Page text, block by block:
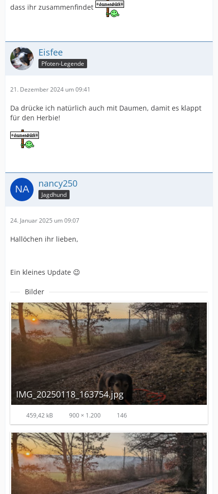
dass ihr zusammenfindet
Eisfee
Pfoten-Legende
21. Dezember 2024 um 09:41
Da drücke ich natürlich auch mit Daumen, damit es klappt
für den Herbie!
nancy250
Jagdhund
24. Januar 2025 um 09:07
Hallöchen ihr lieben,
Ein kleines Update 😉
Bilder
IMG_20250118_163754.jpg
459,42 kB 900 × 1.200 146